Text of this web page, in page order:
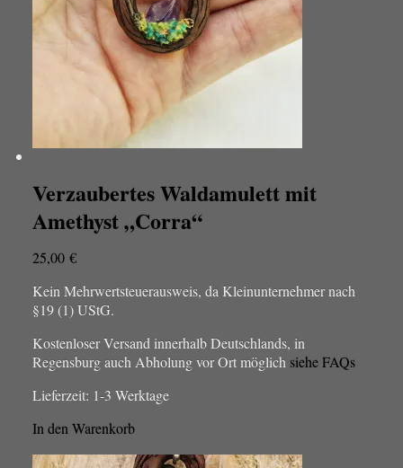
Verzaubertes Waldamulett mit
Amethyst „Corra“
25,00 €
Kein Mehrwertsteuerausweis, da Kleinunternehmer nach
§19 (1) UStG.
Kostenloser Versand innerhalb Deutschlands, in
Regensburg auch Abholung vor Ort möglich siehe FAQs
Lieferzeit: 1-3 Werktage
In den Warenkorb